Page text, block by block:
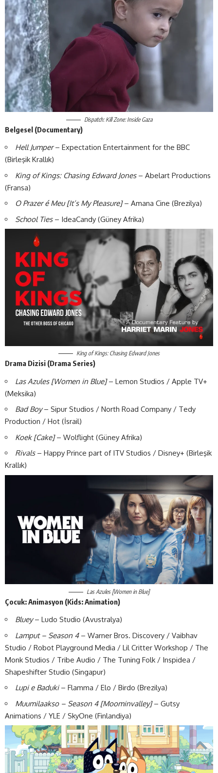
Dispatch: Kill Zone: Inside Gaza
Belgesel (Documentary)
Hell Jumper– Expectation Entertainment for the BBC
(Birleşik Krallık)
King of Kings: Chasing Edward Jones– Abelart Productions
(Fransa)
O Prazer é Meu [It’s My Pleasure]– Amana Cine (Brezilya)
School Ties– IdeaCandy (Güney Afrika)
King of Kings: Chasing Edward Jones
Drama Dizisi (Drama Series)
Las Azules [Women in Blue]– Lemon Studios / Apple TV+
(Meksika)
Bad Boy– Sipur Studios / North Road Company / Tedy
Production / Hot (İsrail)
Koek [Cake]– Wolflight (Güney Afrika)
Rivals– Happy Prince part of ITV Studios / Disney+ (Birleşik
Krallık)
Las Azules [Women in Blue]
Çocuk: Animasyon (Kids: Animation)
Bluey– Ludo Studio (Avustralya)
Lamput – Season 4– Warner Bros. Discovery / Vaibhav
Studio / Robot Playground Media / Lil Critter Workshop / The
Monk Studios / Tribe Audio / The Tuning Folk / Inspidea /
Shapeshifter Studio (Singapur)
Lupi e Baduki– Flamma / Elo / Birdo (Brezilya)
Muumilaakso – Season 4 [Moominvalley]– Gutsy
Animations / YLE / SkyOne (Finlandiya)